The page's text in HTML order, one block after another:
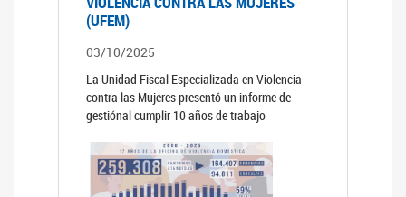
(UFEM)
03/10/2025
La Unidad Fiscal Especializada en Violencia
contra las Mujeres presentó un informe de
gestiónal cumplir 10 años de trabajo